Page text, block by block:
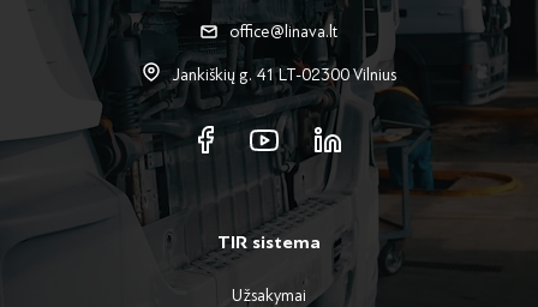
office@linava.lt
Jankiškių g. 41 LT-02300 Vilnius
TIR sistema
Užsakymai